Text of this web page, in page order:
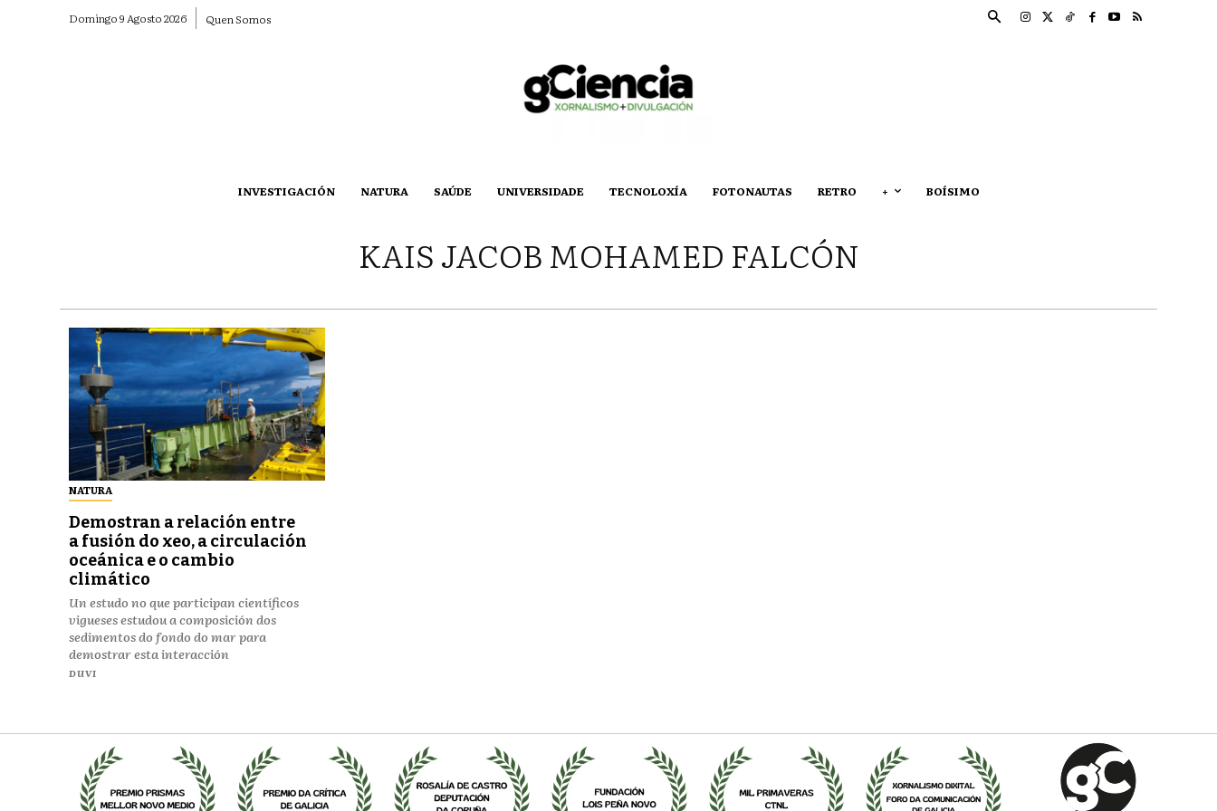
Domingo 9 Agosto 2026 Quen Somos
INVESTIGACIÓN NATURA SAÚDE UNIVERSIDADE TECNOLOXÍA FOTONAUTAS RETRO + BOÍSIMO
KAIS JACOB MOHAMED FALCÓN
NATURA
Demostran a relación entre
a fusión do xeo, a circulación
oceánica e o cambio
climático
Un estudo no que participan científicos
vigueses estudou a composición dos
sedimentos do fondo do mar para
demostrar esta interacción
DUVI